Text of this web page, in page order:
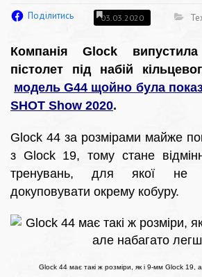
Поділитись 03.03.2020
Компанія Glock
пістолет під набій
модель G44 щойно була
SHOT Show 2020.
Glock 44 за розмірами майже
з Glock 19, тому стане
тренувань, для якої не
докуповувати окрему кобуру.
Glock 44 має такі ж розміри, як і 9-мм Glock 19,